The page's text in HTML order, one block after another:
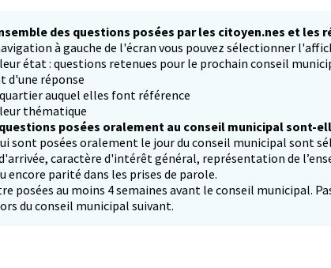
des questions posées par les citoyen.nes et les
à gauche de l'écran vous pouvez sélectionner
état : questions retenues pour le prochain conseil
d'une réponse
auquel elles font référence
thématique
posées oralement au conseil municipal sont-
sont posées oralement le jour du conseil municipal sont
caractère d'intérêt général, représentation de
encore parité dans les prises de parole.
posées au moins 4 semaines avant le conseil municipal.
du conseil municipal suivant.